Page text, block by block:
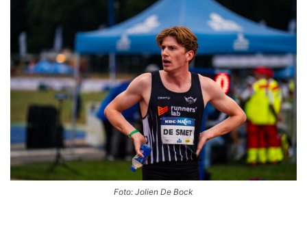
Foto: Jolien De Bock